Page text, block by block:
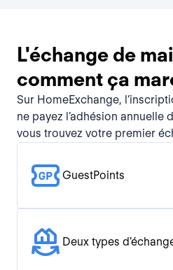
L'échange de
comment ça
Sur HomeExchange,
ne payez l’adhésion annuelle
vous trouvez votre premier
GuestPoints
Deux types